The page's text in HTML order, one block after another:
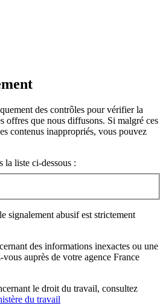
des contrôles pour vérifier la
offres que nous diffusons. Si malgré ces
contenus inappropriés, vous pouvez
la liste ci-dessous :
signalement abusif est strictement
des informations inexactes ou une
vous auprès de votre agence France
le droit du travail, consultez
du travail